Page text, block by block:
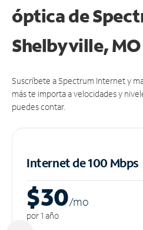
óptica de
Shelbyville, MO
Suscríbete a Spectrum Internet y
más te importa a velocidades y
puedes contar.
Internet de 100 Mbps
$30/mo
por 1 año